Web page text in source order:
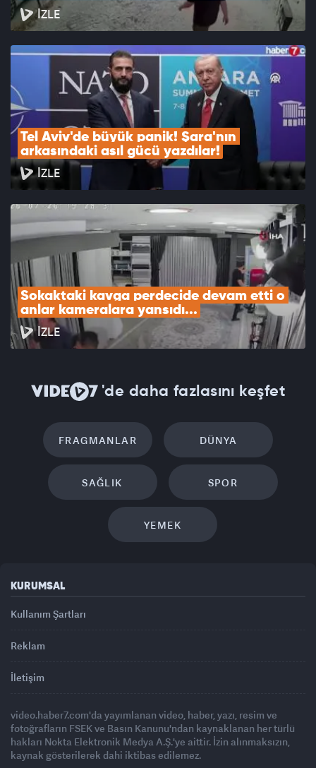
İZLE
Tel Aviv'de büyük panik! Şara'nın
arkasındaki asıl gücü yazdılar!
İZLE
Sokaktaki kavga perdecide devam etti o
anlar kameralara yansıdı...
İZLE
'de daha fazlasını keşfet
FRAGMANLAR DÜNYA
SAĞLIK SPOR
YEMEK
KURUMSAL
Kullanım Şartları
Reklam
İletişim
video.haber7.com'da yayımlanan video, haber, yazı, resim ve
fotoğrafların FSEK ve Basın Kanunu'ndan kaynaklanan her türlü
hakları Nokta Elektronik Medya A.Ş.'ye aittir. İzin alınmaksızın,
kaynak gösterilerek dahi iktibas edilemez.